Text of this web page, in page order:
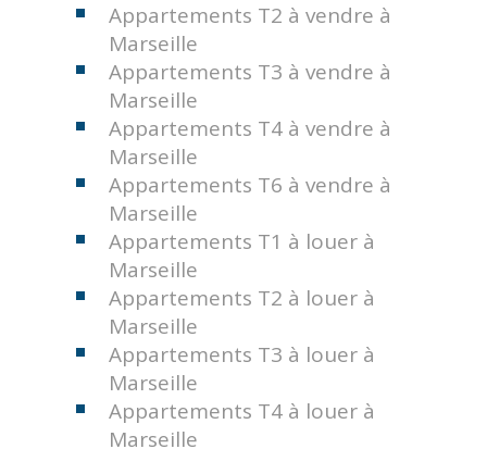
Appartements T2 à vendre à
Marseille
Appartements T3 à vendre à
Marseille
Appartements T4 à vendre à
Marseille
Appartements T6 à vendre à
Marseille
Appartements T1 à louer à
Marseille
Appartements T2 à louer à
Marseille
Appartements T3 à louer à
Marseille
Appartements T4 à louer à
Marseille